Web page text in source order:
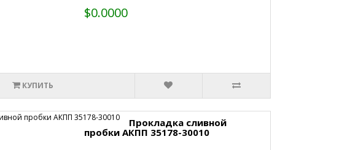
$0.0000
КУПИТЬ
Прокладка сливной
пробки АКПП 35178-30010